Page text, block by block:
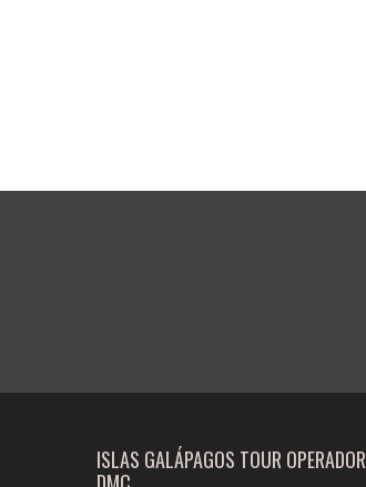
ISLAS GALÁPAGOS TOUR OPERADOR